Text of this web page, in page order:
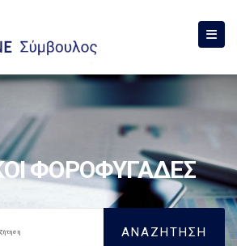
ΦΟΡΟΦΥΓΑΔΕΣ